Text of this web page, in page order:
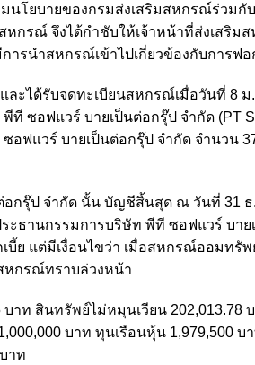
โยบายของกรมส่งเสริมสหกรณ์ร่วมกั
หกรณ์ จึงได้กำชับให้เจ้าหน้าที่ส่งเสริ
รนำสหกรณ์เข้าไปเกี่ยวข้องกับการฟอ
ะได้รับจดทะเบียนสหกรณ์เมื่อวันที่ 8
ซอฟแวร์ บายเป็นต่อกรุ๊ป จำกัด (PT
ฟแวร์ บายเป็นต่อกรุ๊ป จำกัด จำนวน
กรุ๊ป จำกัด นั้น บัญชีสิ้นสุด ณ วันที่ 31 ธ
ธานกรรมการบริษัท พีที ซอฟแวร์ บาย
ย แต่มีเงื่อนไขว่า เมื่อสหกรณ์ออมทรั
หกรณ์ทราบล่วงหน้า
าท สินทรัพย์ไม่หมุนเวียน 202,013.78
บาท ทุนเรือนหุ้น 1,979,500 บ
าท